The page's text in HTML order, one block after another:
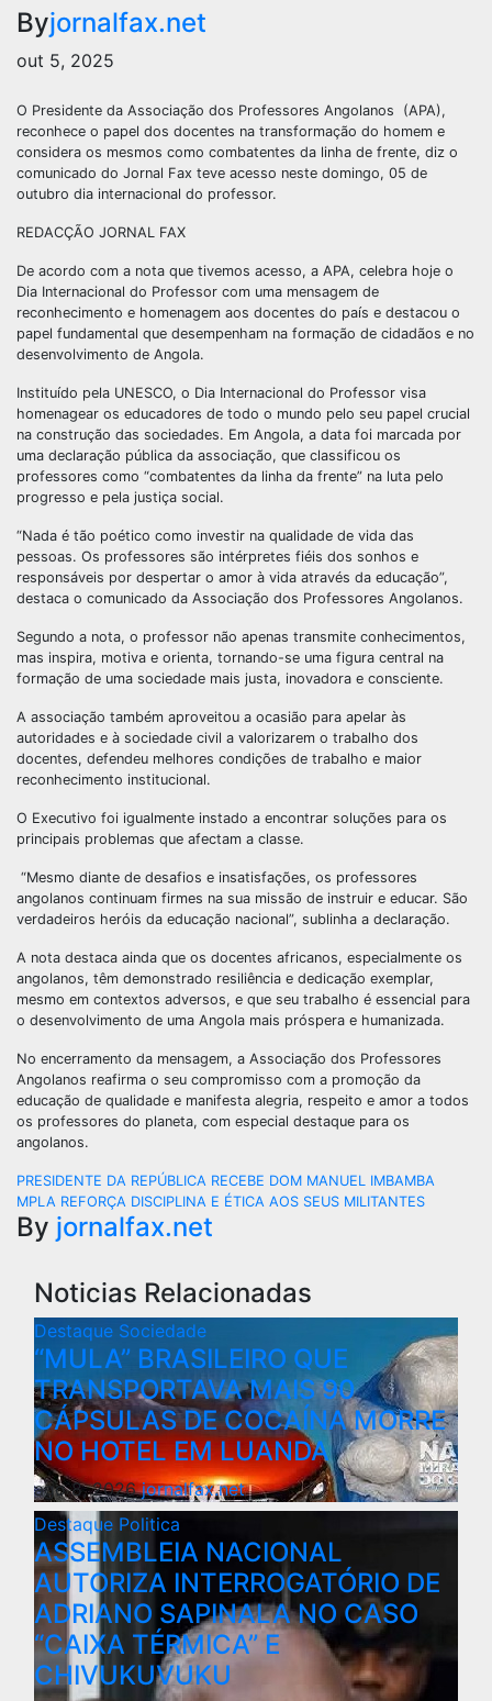
Byjornalfax.net
out 5, 2025
O Presidente da Associação dos Professores Angolanos (APA),
reconhece o papel dos docentes na transformação do homem e
considera os mesmos como combatentes da linha de frente, diz o
comunicado do Jornal Fax teve acesso neste domingo, 05 de
outubro dia internacional do professor.
REDACÇÃO JORNAL FAX
De acordo com a nota que tivemos acesso, a APA, celebra hoje o
Dia Internacional do Professor com uma mensagem de
reconhecimento e homenagem aos docentes do país e destacou o
papel fundamental que desempenham na formação de cidadãos e no
desenvolvimento de Angola.
Instituído pela UNESCO, o Dia Internacional do Professor visa
homenagear os educadores de todo o mundo pelo seu papel crucial
na construção das sociedades. Em Angola, a data foi marcada por
uma declaração pública da associação, que classificou os
professores como “combatentes da linha da frente” na luta pelo
progresso e pela justiça social.
“Nada é tão poético como investir na qualidade de vida das
pessoas. Os professores são intérpretes fiéis dos sonhos e
responsáveis por despertar o amor à vida através da educação”,
destaca o comunicado da Associação dos Professores Angolanos.
Segundo a nota, o professor não apenas transmite conhecimentos,
mas inspira, motiva e orienta, tornando-se uma figura central na
formação de uma sociedade mais justa, inovadora e consciente.
A associação também aproveitou a ocasião para apelar às
autoridades e à sociedade civil a valorizarem o trabalho dos
docentes, defendeu melhores condições de trabalho e maior
reconhecimento institucional.
O Executivo foi igualmente instado a encontrar soluções para os
principais problemas que afectam a classe.
“Mesmo diante de desafios e insatisfações, os professores
angolanos continuam firmes na sua missão de instruir e educar. São
verdadeiros heróis da educação nacional”, sublinha a declaração.
A nota destaca ainda que os docentes africanos, especialmente os
angolanos, têm demonstrado resiliência e dedicação exemplar,
mesmo em contextos adversos, e que seu trabalho é essencial para
o desenvolvimento de uma Angola mais próspera e humanizada.
No encerramento da mensagem, a Associação dos Professores
Angolanos reafirma o seu compromisso com a promoção da
educação de qualidade e manifesta alegria, respeito e amor a todos
os professores do planeta, com especial destaque para os
angolanos.
PRESIDENTE DA REPÚBLICA RECEBE DOM MANUEL IMBAMBA
MPLA REFORÇA DISCIPLINA E ÉTICA AOS SEUS MILITANTES
By jornalfax.net
Noticias Relacionadas
Destaque Sociedade
“MULA” BRASILEIRO QUE
TRANSPORTAVA MAIS 90
CÁPSULAS DE COCAÍNA MORRE
NO HOTEL EM LUANDA
ago 8, 2026jornalfax.net
Destaque Politica
ASSEMBLEIA NACIONAL
AUTORIZA INTERROGATÓRIO DE
ADRIANO SAPINALA NO CASO
“CAIXA TÉRMICA” E
CHIVUKUVUKU